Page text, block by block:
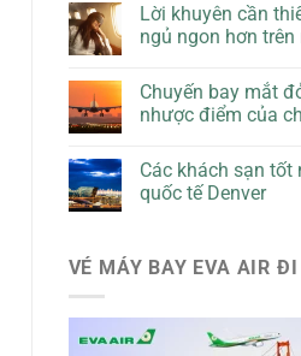
Lời khuyên cần
ngủ ngon hơn trên
Chuyến bay mắt
nhược điểm của
Các khách sạn tốt
quốc tế Denver
VÉ MÁY BAY EVA AIR